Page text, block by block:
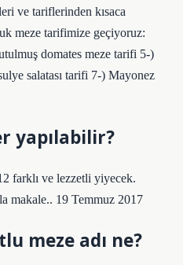
ve tariflerinden kısaca
meze tarifimize geçiyoruz:
domates meze tarifi 5-)
salatası tarifi 7-) Mayonez
yapılabilir?
farklı ve lezzetli yiyecek.
makale.. 19 Temmuz 2017
meze adı ne?